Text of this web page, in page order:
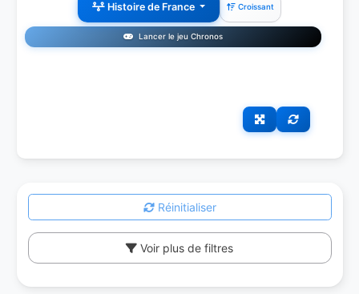
Histoire de France Croissant
Lancer le jeu Chronos
Réinitialiser
Voir plus de filtres